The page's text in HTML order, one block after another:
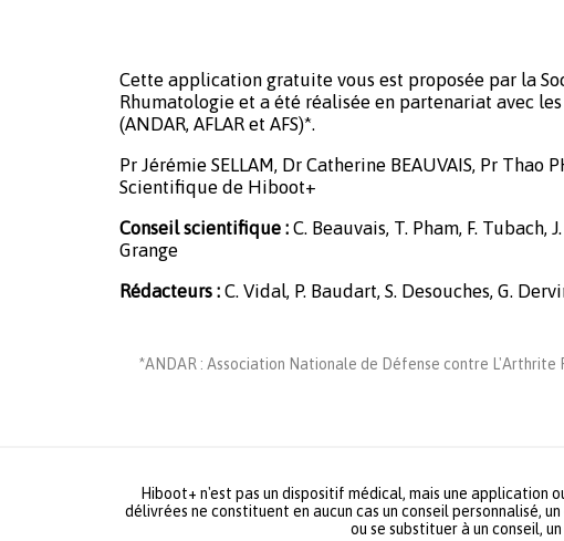
Cette application gratuite vous est proposée par la
Rhumatologie et a été réalisée en partenariat avec
(ANDAR, AFLAR et AFS)*.
Pr Jérémie SELLAM, Dr Catherine BEAUVAIS, Pr Thao
Scientifique de Hiboot+
Conseil scientifique : C. Beauvais, T. Pham, F. Tubach,
Grange
Rédacteurs : C. Vidal, P. Baudart, S. Desouches, G.
*ANDAR : Association Nationale de Défense contre L'Arthrite
Hiboot+ n'est pas un dispositif médical, mais une application
délivrées ne constituent en aucun cas un conseil personnalisé,
ou se substituer à un conseil,